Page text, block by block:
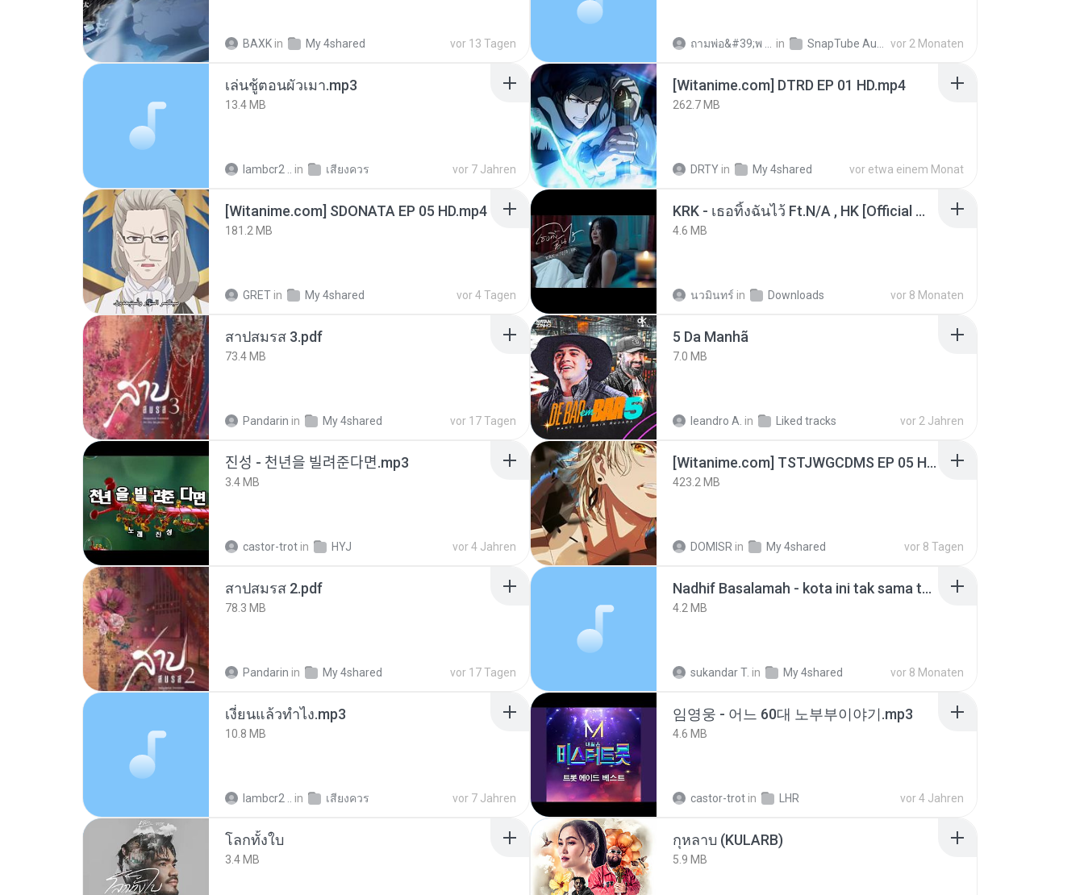
BAXK in My 4shared vor 13 Tagen in vor 2 Monaten
เล่นชู้ตอนผัวเมา.mp3
13.4 MB
lambcr2 .. in เสียงควร vor 7 Jahren
[Witanime.com] DTRD EP 01 HD.mp4
262.7 MB
DRTY in My 4shared vor etwa einem Monat
[Witanime.com] SDONATA EP 05 HD.mp4
181.2 MB
GRET in My 4shared vor 4 Tagen
KRK - เธอทิ้งฉันไว้ Ft.N/A , HK [Official MV]
4.6 MB
นวมินทร์ in Downloads vor 8 Monaten
สาปสมรส 3.pdf
73.4 MB
Pandarin in My 4shared vor 17 Tagen
5 Da Manhã
7.0 MB
leandro A. in Liked tracks vor 2 Jahren
진성 - 천년을 빌려준다면.mp3
3.4 MB
castor-trot in HYJ vor 4 Jahren
[Witanime.com] TSTJWGCDMS EP 05 HD.mp4
423.2 MB
DOMISR in My 4shared vor 8 Tagen
สาปสมรส 2.pdf
78.3 MB
Pandarin in My 4shared vor 17 Tagen
Nadhif Basalamah - kota ini tak sama tanpamu (Official Lyric Video).mp3
4.2 MB
sukandar T. in My 4shared vor 8 Monaten
เงี่ยนแล้วทำไง.mp3
10.8 MB
lambcr2 .. in เสียงควร vor 7 Jahren
임영웅 - 어느 60대 노부부이야기.mp3
4.6 MB
castor-trot in LHR vor 4 Jahren
โลกทั้งใบ
3.4 MB
กุหลาบ (KULARB)
5.9 MB